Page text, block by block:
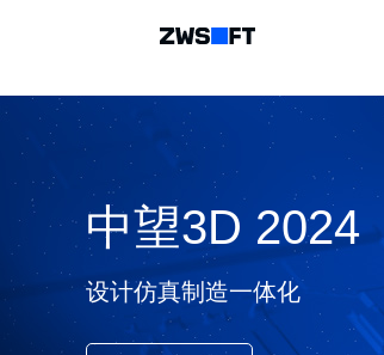
中望3D 2024
设计仿真制造一体化